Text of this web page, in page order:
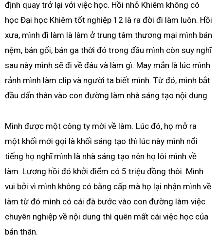
định quay trở lại với việc học. Hồi nhỏ Khiêm không có
học Đại học Khiêm tốt nghiệp 12 là ra đời đi làm luôn. Hồi
xưa, mình đi làm là làm ở trung tâm thương mại mình bán
nệm, bán gối, bán ga thời đó trong đầu mình còn suy nghĩ
sau này mình sẽ đi về đâu và làm gì. May mắn là lúc mình
rảnh mình làm clip và người ta biết mình. Từ đó, mình bắt
đầu dấn thân vào con đường làm nhà sáng tạo nội dung.
Mình được một công ty mời về làm. Lúc đó, họ mở ra
một khối mới gọi là khối sáng tạo thì lúc này mình nổi
tiếng họ nghĩ mình là nhà sáng tạo nên họ lôi mình về
làm. Lương hồi đó khởi điểm có 5 triệu đồng thôi. Mình
vui bởi vì mình không có bằng cấp mà họ lại nhận mình về
làm từ đó mình có cái đà bước vào con đường làm việc
chuyên nghiệp về nội dung thì quên mất cái việc học của
bản thân.